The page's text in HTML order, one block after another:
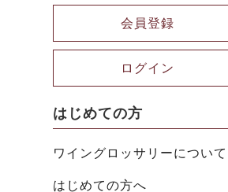
会員登録
ログイン
はじめての方
ワイングロッサリーについて
はじめての方へ